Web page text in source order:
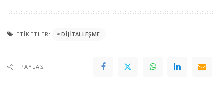
ETIKETLER: DIJITALLEŞME
PAYLAŞ